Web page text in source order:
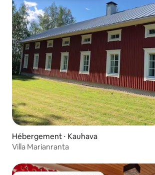
Hébergement ⋅ Kauhava
Villa Marianranta